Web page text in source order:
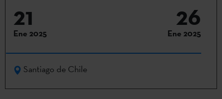
21
Ene 2025
26
Ene 2025
Santiago de Chile